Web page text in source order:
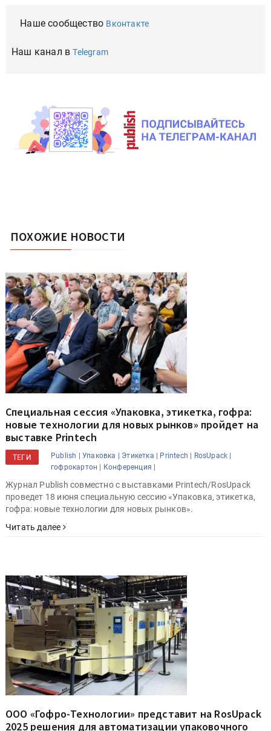
Наше сообщество Вконтакте
Наш канал вTelegram
ПОХОЖИЕ НОВОСТИ
Специальная сессия «Упаковка, этикетка, гофра:
новые технологии для новых рынков» пройдет на
выставке Printech
ТЕГИ Publish | Упаковка | Этикетка | Printech | RosUpack |
гофрокартон | Конференция |
Журнал Publish совместно с выставками Printech/RosUpack
проведет 18 июня специальную сессию «Упаковка, этикетка,
гофра: новые технологии для новых рынков».
Читать далее
ООО «Гофро-Технологии» представит на RosUpack
2025 решения для автоматизации упаковочного